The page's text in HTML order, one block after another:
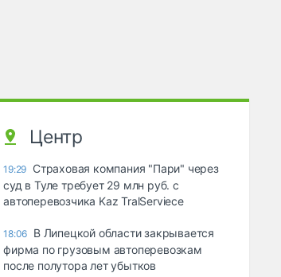
Центр
19:29 Страховая компания "Пари" через
суд в Туле требует 29 млн руб. с
автоперевозчика Kaz TralServiece
18:06 В Липецкой области закрывается
фирма по грузовым автоперевозкам
после полутора лет убытков